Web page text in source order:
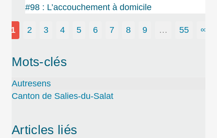
#98 : L’accouchement à domicile
1 2 3 4 5 6 7 8 9 … 55 ∞
Mots-clés
Autresens
Canton de Salies-du-Salat
Articles liés